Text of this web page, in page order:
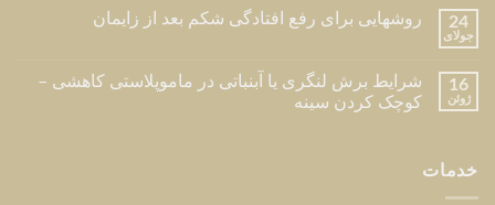
24
جولای
روشهایی برای رفع افتادگی شکم بعد از زایمان
16
ژوئن
شرایط برش لنگری یا آبنباتی در ماموپلاستی کاهشی –
کوچک کردن سینه
خدمات